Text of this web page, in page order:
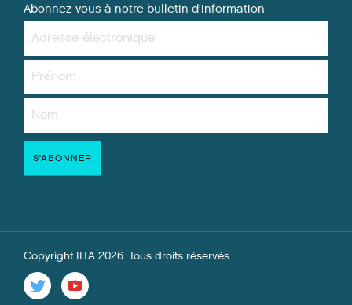
Abonnez-vous à notre bulletin d’information
Copyright IITA 2026. Tous droits réservés.